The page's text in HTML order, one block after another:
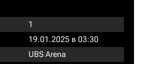
1
19.01.2025 в 03:30
UBS Arena